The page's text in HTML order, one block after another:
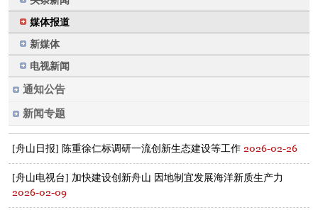
媒体报道
新媒体
电视新闻
通知公告
新闻专题
[舟山日报] 陈重徐仁标调研一流创新生态建设等工作 2026-02-26
[舟山电视台] 加快建设创新舟山 因地制宜发展海洋新质生产力
2026-02-09